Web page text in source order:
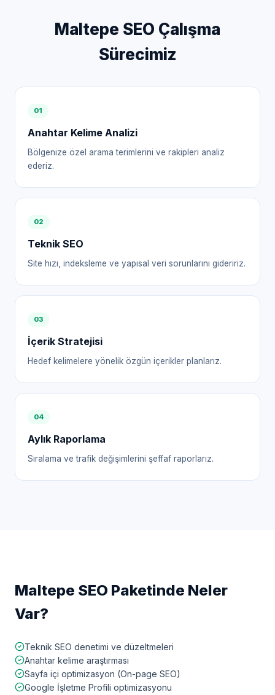
Maltepe SEO Çalışma
Sürecimiz
01
Anahtar Kelime Analizi
Bölgenize özel arama terimlerini ve rakipleri analiz
ederiz.
02
Teknik SEO
Site hızı, indeksleme ve yapısal veri sorunlarını gideririz.
03
İçerik Stratejisi
Hedef kelimelere yönelik özgün içerikler planlarız.
04
Aylık Raporlama
Sıralama ve trafik değişimlerini şeffaf raporlarız.
Maltepe SEO Paketinde Neler
Var?
Teknik SEO denetimi ve düzeltmeleri
Anahtar kelime araştırması
Sayfa içi optimizasyon (On-page SEO)
Google İşletme Profili optimizasyonu